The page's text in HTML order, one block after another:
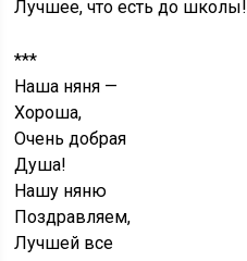
Лучшее, что есть до школы!
***
Наша няня —
Хороша,
Очень добрая
Душа!
Нашу няню
Поздравляем,
Лучшей все